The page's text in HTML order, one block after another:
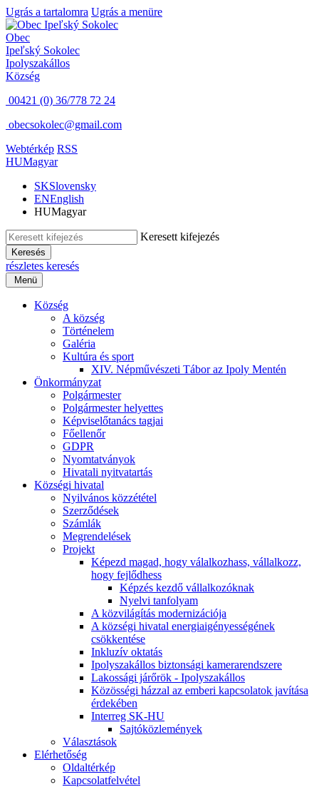
Ugrás a tartalomra Ugrás a menüre
Obec
Ipeľský Sokolec
Ipolyszakállos
Község
00421 (0) 36/778 72 24
obecsokolec@gmail.com
Webtérkép RSS
HUMagyar
SKSlovensky
ENEnglish
HUMagyar
Keresett kifejezés
Keresés
részletes keresés
Menü
Község
A község
Történelem
Galéria
Kultúra és sport
XIV. Népművészeti Tábor az Ipoly Mentén
Önkormányzat
Polgármester
Polgármester helyettes
Képviselőtanács tagjai
Főellenőr
GDPR
Nyomtatványok
Hivatali nyitvatartás
Községi hivatal
Nyilvános közzététel
Szerződések
Számlák
Megrendelések
Projekt
Képezd magad, hogy válalkozhass, vállalkozz,
hogy fejlődhess
Képzés kezdő vállalkozóknak
Nyelvi tanfolyam
A közvilágítás modernizációja
A községi hivatal energiaigényességének
csökkentése
Inkluzív oktatás
Ipolyszakállos biztonsági kamerarendszere
Lakossági járőrök - Ipolyszakállos
Közösségi házzal az emberi kapcsolatok javítása
érdekében
Interreg SK-HU
Sajtóközlemények
Választások
Elérhetőség
Oldaltérkép
Kapcsolatfelvétel